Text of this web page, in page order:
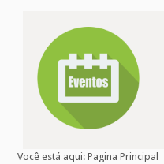
Você está aqui: Pagina Principal